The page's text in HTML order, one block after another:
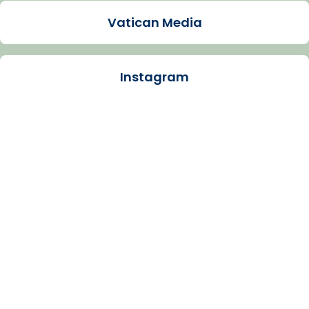
Arquebisbat de Barcelona
Vatican Media
Instagram